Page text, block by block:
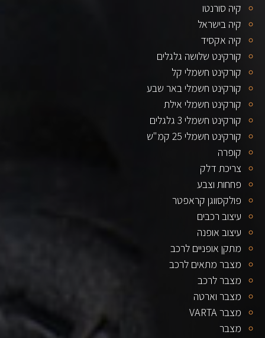
קיה סורנטו
קיה בישראל
קיה אקסיד
קורקינט שלושה גלגלים
קורקינט חשמלי קל
קורקינט חשמלי באר שבע
קורקינט חשמלי אילת
קורקינט חשמלי 3 גלגלים
קורקינט חשמלי 25 קמ"ש
קופרה
צריכת דלק
פחחות וצבע
פולקסווגן קראפטר
עיצוב רכבים
עיצוב אופנה
מתקן אופניים לרכב
מצבר מתאים לרכב
מצבר לרכב
מצבר וארטה
מצבר VARTA
מצבר